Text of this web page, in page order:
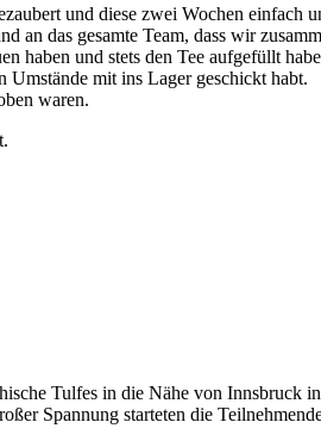
und diese zwei Wochen einfach
an das gesamte Team, dass wir
haben und stets den Tee aufgefüllt
Umstände mit ins Lager geschickt habt.
waren.
Tulfes in die Nähe von
Spannung starteten die